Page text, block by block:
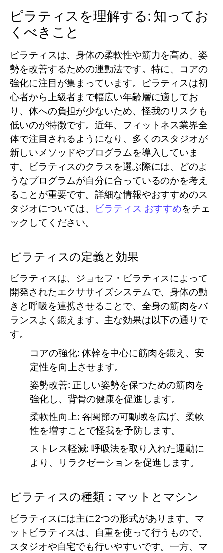
ピラティスを理解する: 知ってお
くべきこと
ピラティスは、身体の柔軟性や筋力を高め、姿
勢を改善するための運動法です。特に、コアの
強化に注目が集まっています。ピラティスは初
心者から上級者まで幅広い年齢層に適してお
り、体への負担が少ないため、怪我のリスクも
低いのが特徴です。近年、フィットネス業界全
体で注目されるようになり、多くのスタジオが
新しいメソッドやプログラムを導入していま
す。ピラティスのクラスを選ぶ際には、どのよ
うなプログラムが自分に合っているのかを考え
ることが重要です。詳細な情報やおすすめのス
タジオについては、
ピラティス おすすめをチェ
ックしてください。
ピラティスの定義と効果
ピラティスは、ジョセフ・ピラティスによって
開発されたエクササイズシステムで、身体の動
きと呼吸を連携させることで、全身の筋肉をバ
ランスよく鍛えます。主な効果は以下の通りで
す。
コアの強化: 体幹を中心に筋肉を鍛え、安
定性を向上させます。
姿勢改善: 正しい姿勢を保つための筋肉を
強化し、背骨の健康を促進します。
柔軟性向上: 各関節の可動域を広げ、柔軟
性を増すことで怪我を予防します。
ストレス軽減: 呼吸法を取り入れた運動に
より、リラクゼーションを促進します。
ピラティスの種類：マットとマシン
ピラティスには主に2つの形式があります。マ
ットピラティスは、自重を使って行うもので、
スタジオや自宅でも行いやすいです。一方、マ